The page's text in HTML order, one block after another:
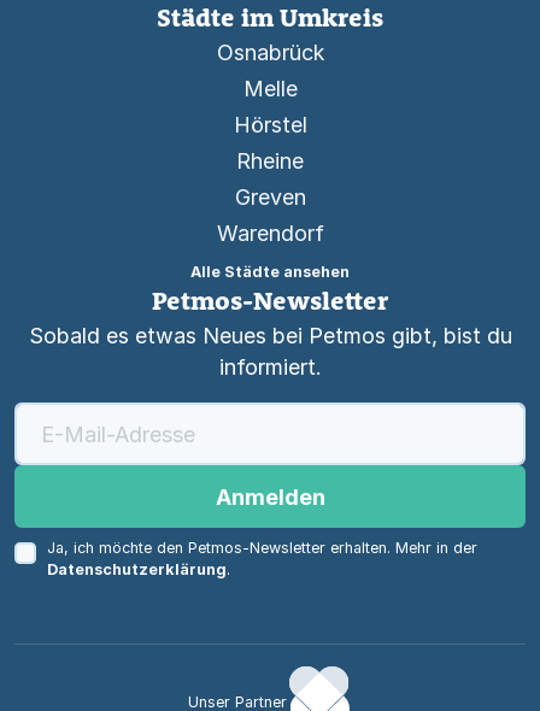
Städte im Umkreis
Osnabrück
Melle
Hörstel
Rheine
Greven
Warendorf
Alle Städte ansehen
Petmos-Newsletter
Sobald es etwas Neues bei Petmos gibt, bist du
informiert.
Anmelden
Ja, ich möchte den Petmos-Newsletter erhalten. Mehr in der
Datenschutzerklärung.
Unser Partner